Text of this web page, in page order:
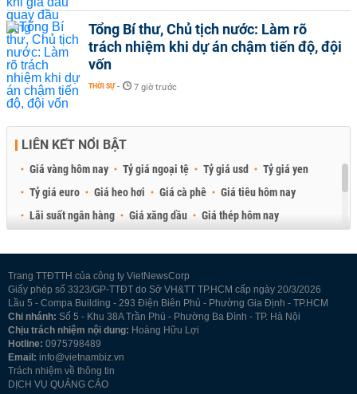
Tổng Bí thư, Chủ tịch nước: Làm rõ
trách nhiệm khi dự án chậm tiến độ, đội
vốn
THỜI SỰ - 7 giờ trước
LIÊN KẾT NỔI BẬT
Giá vàng hôm nay Tỷ giá ngoại tệ Tỷ giá usd
Tỷ giá yen
Tỷ giá euro
Giá heo hơi Giá cà phê
Giá tiêu hôm nay
Lãi suất ngân hàng
Giá xăng dầu
Giá thép hôm nay
Trang TTĐTTH của công ty VietNewsCorp
Giấy phép số 3323/GP-TTĐT do Sở VH&TT TP.HCM cấp ngày 20/3/2026
Lầu 5 - Compa Building - 293 Điện Biên Phủ - Phường Gia Định - TP.HCM
Chi nhánh: Số 5 - Khu 38A Trần Phú - Phường Ba Đình - TP. Hà Nội
Chịu trách nhiệm nội dung: Hoàng Hữu Lợi
Hotline: 0975798489
Email: info@vietnambiz.vn
Trách nhiệm về thông tin
DỊCH VỤ QUẢNG CÁO